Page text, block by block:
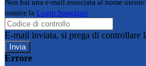
Non hai una e-mail associata al nome
tramite la Login Spaggiari
E-mail inviata, si prega di controllare
Errore